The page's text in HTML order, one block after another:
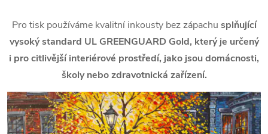
Pro tisk používáme kvalitní inkousty bez zápachu splňující
vysoký standard UL GREENGUARD Gold, který je určený
i pro citlivější interiérové prostředí, jako jsou domácnosti,
školy nebo zdravotnická zařízení.